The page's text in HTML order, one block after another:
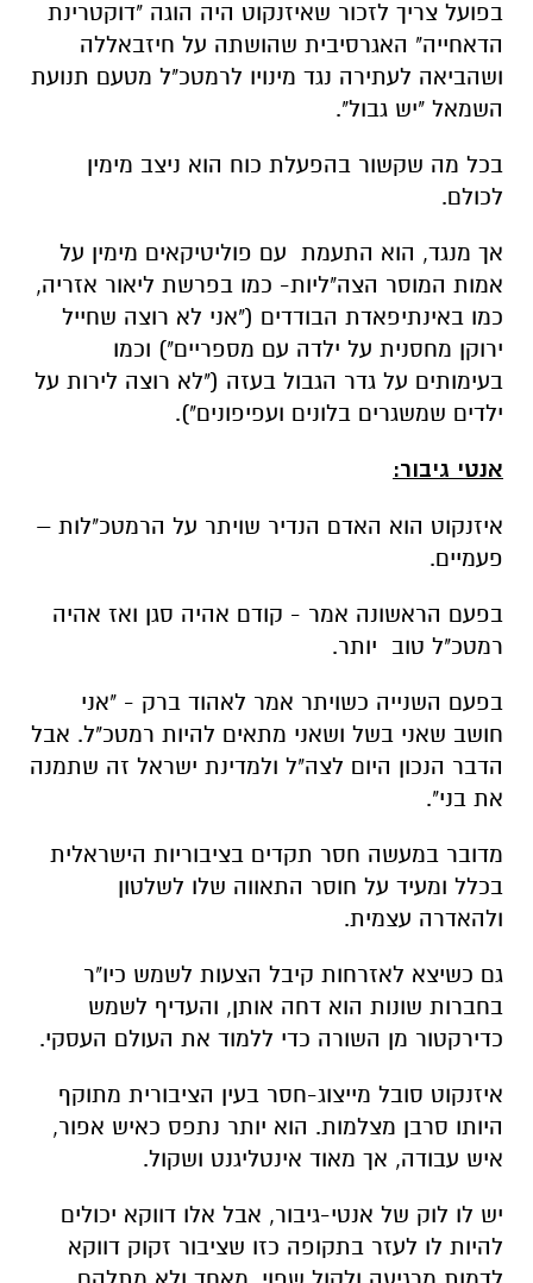
בפועל צריך לזכור שאיזנקוט היה הוגה "דוקטרינת
הדאחייה" האגרסיבית שהושתה על חיזבאללה
ושהביאה לעתירה נגד מינויו לרמטכ"ל מטעם תנועת
השמאל "יש גבול".
בכל מה שקשור בהפעלת כוח הוא ניצב מימין
לכולם.
אך מנגד, הוא התעמת עם פוליטיקאים מימין על
אמות המוסר הצה"ליות- כמו בפרשת ליאור אזריה,
כמו באינתיפאדת הבודדים ("אני לא רוצה שחייל
ירוקן מחסנית על ילדה עם מספריים") וכמו
בעימותים על גדר הגבול בעזה ("לא רוצה לירות על
ילדים שמשגרים בלונים ועפיפונים").
אנטי גיבור:
איזנקוט הוא האדם הנדיר שויתר על הרמטכ"לות –
פעמיים.
בפעם הראשונה אמר - קודם אהיה סגן ואז אהיה
רמטכ"ל טוב יותר.
בפעם השנייה כשויתר אמר לאהוד ברק - "אני
חושב שאני בשל ושאני מתאים להיות רמטכ"ל. אבל
הדבר הנכון היום לצה"ל ולמדינת ישראל זה שתמנה
את בני".
מדובר במעשה חסר תקדים בציבוריות הישראלית
בכלל ומעיד על חוסר התאווה שלו לשלטון
ולהאדרה עצמית.
גם כשיצא לאזרחות קיבל הצעות לשמש כיו"ר
בחברות שונות הוא דחה אותן, והעדיף לשמש
כדירקטור מן השורה כדי ללמוד את העולם העסקי.
איזנקוט סובל מייצוג-חסר בעין הציבורית מתוקף
היותו סרבן מצלמות. הוא יותר נתפס כאיש אפור,
איש עבודה, אך מאוד אינטליגנט ושקול.
יש לו לוק של אנטי-גיבור, אבל אלו דווקא יכולים
להיות לו לעזר בתקופה כזו שציבור זקוק דווקא